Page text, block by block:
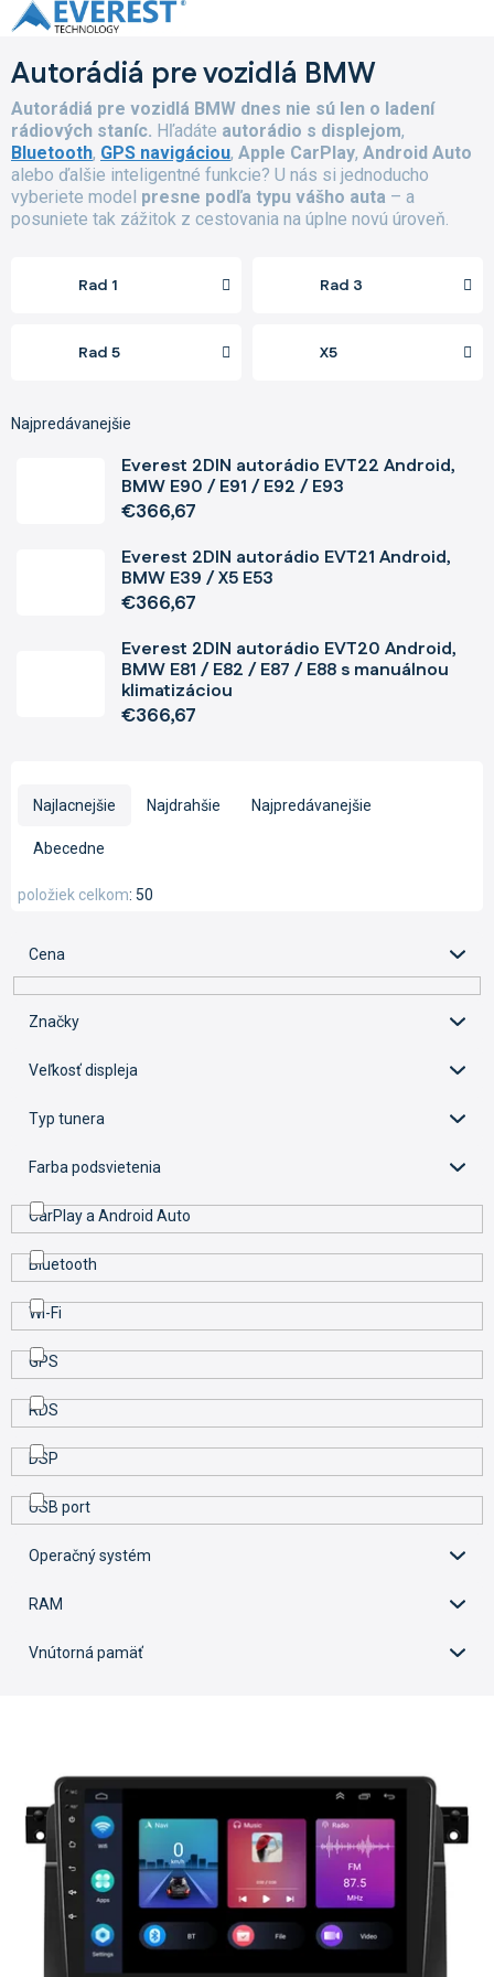
Prejsť
na
Autorádiá pre vozidlá BMW
Autorádiá pre vozidlá BMW dnes nie sú len o ladení
rádiových staníc. Hľadáte autorádio s displejom,
Bluetooth, GPS navigáciou, Apple CarPlay, Android Auto
alebo ďalšie inteligentné funkcie? U nás si jednoducho
vyberiete model presne podľa typu vášho auta – a
posuniete tak zážitok z cestovania na úplne novú úroveň.
Rad 1 Rad 3
Rad 5 X5
Najpredávanejšie
Everest 2DIN autorádio EVT22 Android,
BMW E90 / E91 / E92 / E93
€366,67
Everest 2DIN autorádio EVT21 Android,
BMW E39 / X5 E53
€366,67
Everest 2DIN autorádio EVT20 Android,
BMW E81 / E82 / E87 / E88 s manuálnou
klimatizáciou
€366,67
i
p
r
o
d
o
Najlacnejšie Najdrahšie Najpredávanejšie
Abecedne
50
položiek celkom
Cena
Značky
Veľkosť displeja
Typ tunera
Farba podsvietenia
CarPlay a Android Auto
Bluetooth
Wi-Fi
GPS
RDS
DSP
USB port
Operačný systém
RAM
Vnútorná pamäť